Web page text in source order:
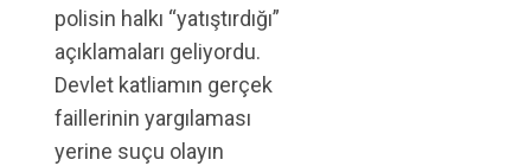
polisin halkı “yatıştırdığı”
açıklamaları geliyordu.
Devlet katliamın gerçek
faillerinin yargılaması
yerine suçu olayın